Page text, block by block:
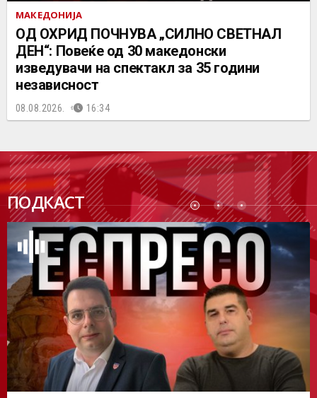
МАКЕДОНИЈА
ОД ОХРИД ПОЧНУВА „СИЛНО СВЕТНАЛ
ДЕН“: Повеќе од 30 македонски
изведувачи на спектакл за 35 години
независност
08.08.2026. 16:34
ПОДКАСТ
ПОДК
АСТ